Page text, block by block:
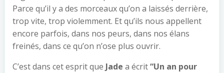
Parce qu’il y a des morceaux qu’on a laissés derrière,
trop vite, trop violemment. Et qu’ils nous appellent
encore parfois, dans nos peurs, dans nos élans
freinés, dans ce qu’on n’ose plus ouvrir.
C’est dans cet esprit que Jade a écrit“Un an pour